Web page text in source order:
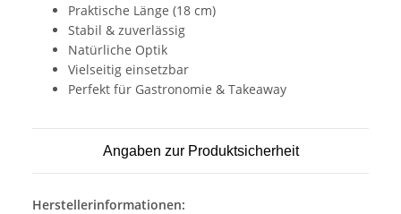
Praktische Länge (18 cm)
Stabil & zuverlässig
Natürliche Optik
Vielseitig einsetzbar
Perfekt für Gastronomie & Takeaway
Angaben zur Produktsicherheit
Herstellerinformationen: